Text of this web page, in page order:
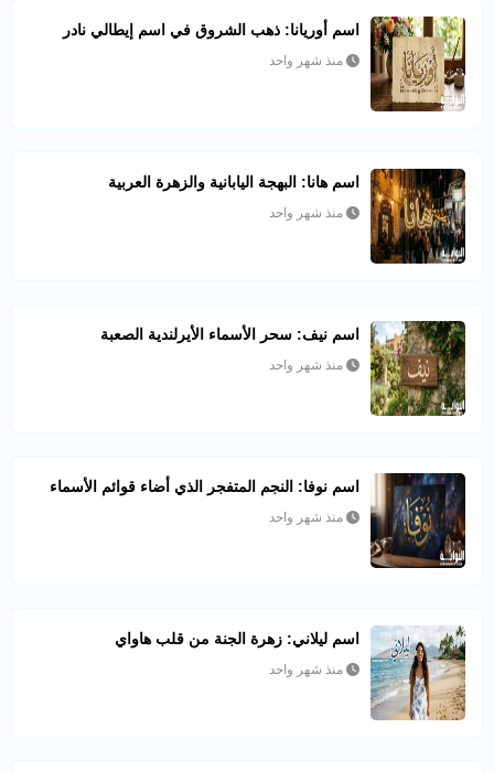
اسم أوريانا: ذهب الشروق في اسم إيطالي نادر
منذ شهر واحد
اسم هانا: البهجة اليابانية والزهرة العربية
منذ شهر واحد
اسم نيف: سحر الأسماء الأيرلندية الصعبة
منذ شهر واحد
اسم نوفا: النجم المتفجر الذي أضاء قوائم الأسماء
منذ شهر واحد
اسم ليلاني: زهرة الجنة من قلب هاواي
منذ شهر واحد